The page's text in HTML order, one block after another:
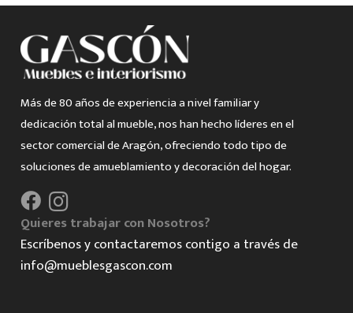
Más de 80 años de experiencia a nivel familiar y
dedicación total al mueble, nos han hecho líderes en el
sector comercial de Aragón, ofreciendo todo tipo de
soluciones de amueblamiento y decoración del hogar.
Quieres trabajar con Nosotros?
Escríbenos y contactaremos contigo a través de
info@mueblesgascon.com